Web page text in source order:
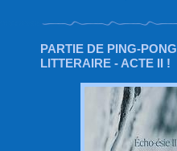
PARTIE DE PING-PONG
LITTERAIRE - ACTE II !